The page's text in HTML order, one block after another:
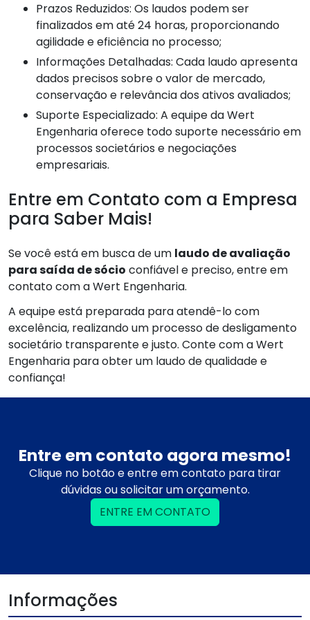
Prazos Reduzidos: Os laudos podem ser
finalizados em até 24 horas, proporcionando
agilidade e eficiência no processo;
Informações Detalhadas: Cada laudo apresenta
dados precisos sobre o valor de mercado,
conservação e relevância dos ativos avaliados;
Suporte Especializado: A equipe da Wert
Engenharia oferece todo suporte necessário em
processos societários e negociações
empresariais.
Entre em Contato com a Empresa
para Saber Mais!
Se você está em busca de um laudo de avaliação
para saída de sócio confiável e preciso, entre em
contato com a Wert Engenharia.
A equipe está preparada para atendê-lo com
excelência, realizando um processo de desligamento
societário transparente e justo. Conte com a Wert
Engenharia para obter um laudo de qualidade e
confiança!
Entre em contato agora mesmo!
Clique no botão e entre em contato para tirar
dúvidas ou solicitar um orçamento.
ENTRE EM CONTATO
Informações